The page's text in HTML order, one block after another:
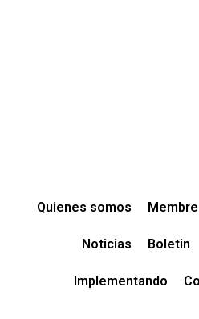
Quienes somos
Noticias Boletin
Implementando